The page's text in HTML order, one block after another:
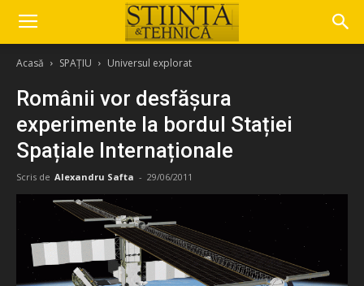
Acasă SPAȚIU Universul explorat
Românii vor desfășura
experimente la bordul Stației
Spațiale Internaționale
Scris de Alexandru Safta - 29/06/2011